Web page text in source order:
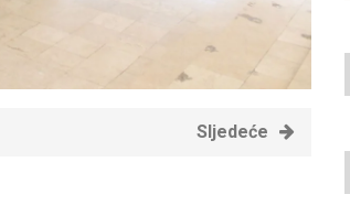
Sljedeće